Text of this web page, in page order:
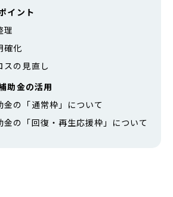
イント
理
確化
スの見直し
助金の活用
金の「通常枠」について
金の「回復・再生応援枠」について